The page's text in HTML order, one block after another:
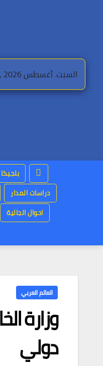
السبت. أغسطس 8th, 2026
بلجيكا
دراسات المدار
احوال الجالية
العالم العربي
وزارة
دولي